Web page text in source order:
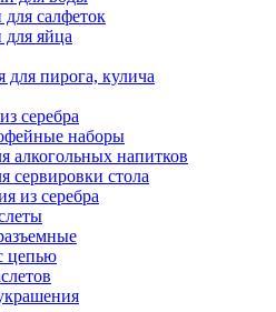
салфеток
для яйца
для пирога, кулича
серебра
наборы
алкогольных напитков
сервировки стола
из серебра
цепью